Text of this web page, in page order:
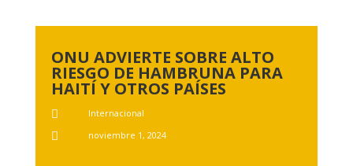
ONU ADVIERTE SOBRE ALTO
RIESGO DE HAMBRUNA PARA
HAITÍ Y OTROS PAÍSES
 Internacional
 noviembre 1, 2024